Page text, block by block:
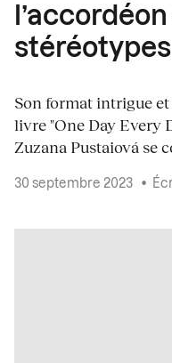
stéréotypes
Son format intrigue
livre "One Day Every
Zuzana Pustaiová se
30 septembre 2023 •